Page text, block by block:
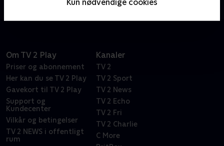
Kun nødvendige cookies
hotelejere i et fremmed land.
Om TV 2 Play
Priser og abonnement
Her kan du se TV 2 Play
Gavekort til TV 2 Play
Support og
Kundecenter
Vilkår og betingelser
TV 2 NEWS i offentligt
rum
Kanaler
TV 2
TV 2 Sport
TV 2 News
TV 2 Echo
TV 2 Fri
TV 2 Charlie
C More